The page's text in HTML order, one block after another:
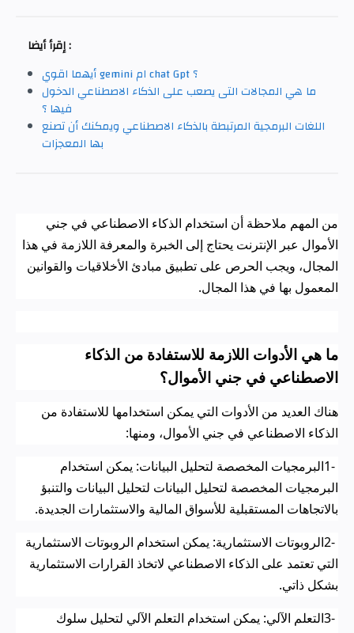
إقرأ أيضا :
أيهما اقوي gemini ام chat Gpt ؟
ما هي المجالات التى يصعب على الذكاء الاصطناعي الدخول
فيها ؟
اللغات البرمجية المرتبطة بالذكاء الاصطناعي ويمكنك أن تصنع
بها المعجزات
من المهم ملاحظة أن استخدام الذكاء الاصطناعي في جني
الأموال عبر الإنترنت يحتاج إلى الخبرة والمعرفة اللازمة في هذا
المجال، ويجب الحرص على تطبيق مبادئ الأخلاقيات والقوانين
المعمول بها في هذا المجال.
ما هي الأدوات اللازمة للاستفادة من الذكاء
الاصطناعي في جني الأموال؟
هناك العديد من الأدوات التي يمكن استخدامها للاستفادة من
الذكاء الاصطناعي في جني الأموال، ومنها:
1-البرمجيات المخصصة لتحليل البيانات: يمكن استخدام
البرمجيات المخصصة لتحليل البيانات لتحليل البيانات والتنبؤ
بالاتجاهات المستقبلية للأسواق المالية والاستثمارات الجديدة.
2-الروبوتات الاستثمارية: يمكن استخدام الروبوتات الاستثمارية
التي تعتمد على الذكاء الاصطناعي لاتخاذ القرارات الاستثمارية
بشكل ذاتي.
3-التعلم الآلي: يمكن استخدام التعلم الآلي لتحليل سلوك